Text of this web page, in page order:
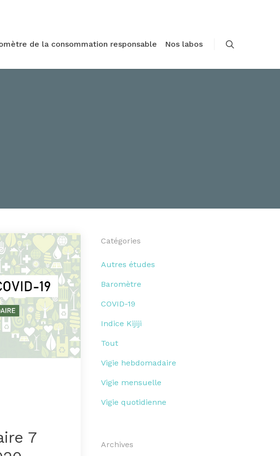
de la consommation responsable Nos labos
7
Catégories
Autres études
Baromètre
COVID-19
Indice Kijiji
Tout
Vigie hebdomadaire
Vigie mensuelle
Vigie quotidienne
Archives